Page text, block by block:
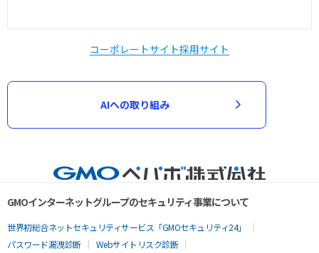
コーポレートサイト採用サイト
AIへの取り組み
GMOインターネットグループのセキュリティ事業について
世界初総合ネットセキュリティサービス「GMOセキュリティ24」
パスワード漏洩診断
Webサイトリスク診断